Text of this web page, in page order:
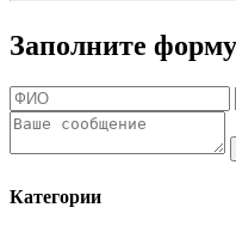
Заполните
Категории